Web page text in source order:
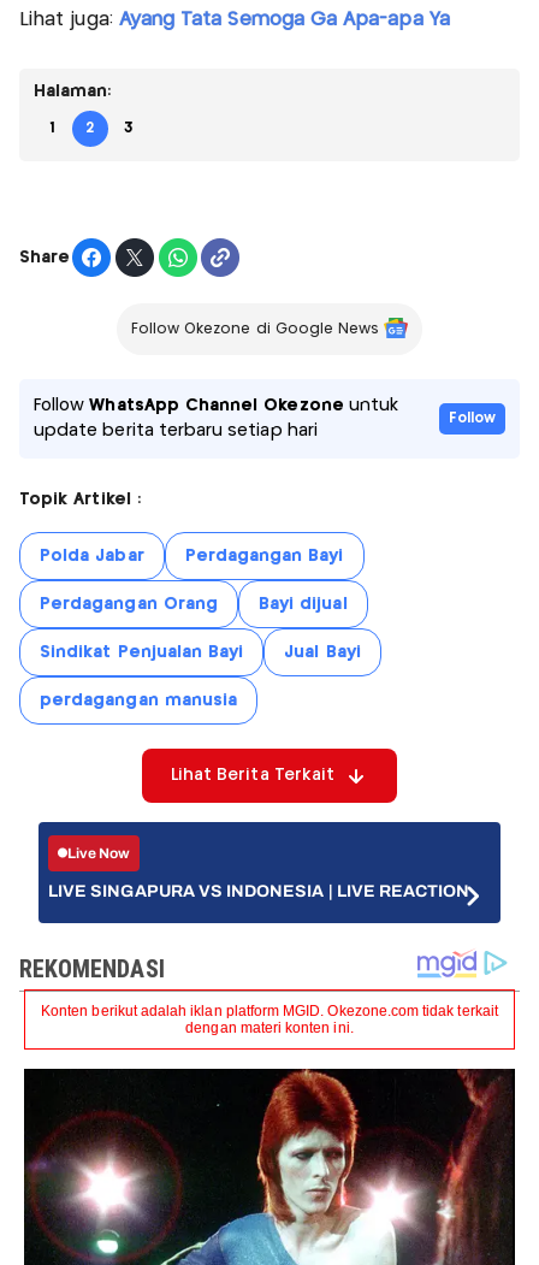
Lihat juga: Ayang Tata Semoga Ga Apa-apa Ya
Halaman:
1 2 3
Share
Follow Okezone di Google News
FollowWhatsApp Channel Okezone untuk
update berita terbaru setiap hari
Follow
Topik Artikel :
Polda Jabar Perdagangan Bayi
Perdagangan Orang Bayi dijual
Sindikat Penjualan Bayi Jual Bayi
perdagangan manusia
Lihat Berita Terkait
Live Now
LIVE SINGAPURA VS INDONESIA | LIVE REACTION